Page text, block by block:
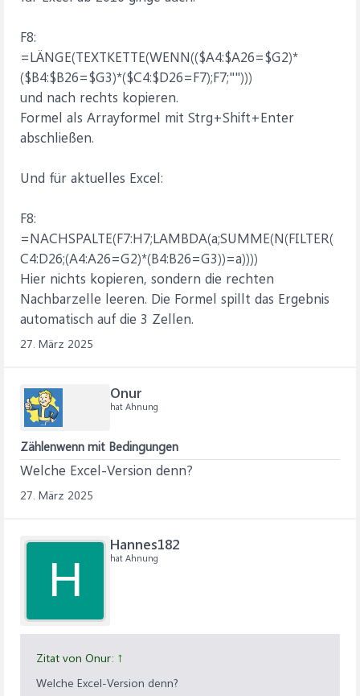
F8:
=LÄNGE(TEXTKETTE(WENN(($A4:$A26=$G2)*
($B4:$B26=$G3)*($C4:$D26=F7);F7;"")))
und nach rechts kopieren.
Formel als Arrayformel mit Strg+Shift+Enter
abschließen.
Und für aktuelles Excel:
F8:
=NACHSPALTE(F7:H7;LAMBDA(a;SUMME(N(FILTER(
C4:D26;(A4:A26=G2)*(B4:B26=G3))=a))))
Hier nichts kopieren, sondern die rechten
Nachbarzelle leeren. Die Formel spillt das Ergebnis
automatisch auf die 3 Zellen.
27. März 2025
Onur
hat Ahnung
Zählenwenn mit Bedingungen
Welche Excel-Version denn?
27. März 2025
H
Hannes182
hat Ahnung
Zitat von Onur: ↑
Welche Excel-Version denn?